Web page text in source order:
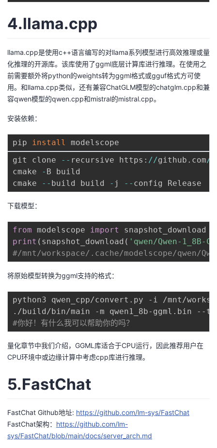
4.llama.cpp
llama.cpp是使用c++语言编写的对llama系列模型进行高效推理或量
化推理的开源库。该库使用了ggml底层计算库进行推理。在使用之
前需要额外将python的weights转为ggml格式或gguf格式方可使
用。和llama.cpp类似，还有兼容ChatGLM模型的chatglm.cpp和兼
容qwen模型的qwen.cpp和mistral的mistral.cpp。
安装依赖：
pip install
git clone
- - recursive https : //github . com/
cmake
- B build
cmake
- - build build - j - -
下载模型：
from modelscope import
print ( snapshot_download ( 'qwen/Qwen-1_8B-
#/mnt/workspace/.cache/modelscope/qwen/
将原始模型转换为ggml支持的格式：
python3 qwen_cpp/convert.py -i /mnt/
#你好！有什么我可以帮助你的吗？
量化章节中我们介绍，GGML库适合于CPU运行，因此推荐用户在
CPU环境中或边缘计算中考虑cpp库进行推理。
5.FastChat
FastChat Github地址: https://github.com/lm-sys/FastChat
FastChat架构： https://github.com/lm-
sys/FastChat/blob/main/docs/server_arch.md